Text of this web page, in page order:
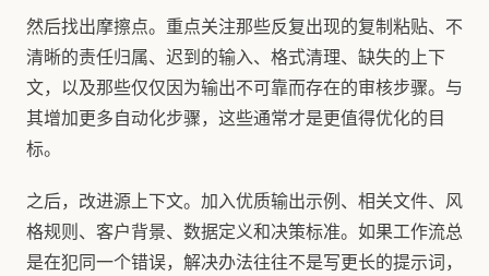
然后找出摩擦点。重点关注那些反复出现的复制粘贴、不
清晰的责任归属、迟到的输入、格式清理、缺失的上下
文，以及那些仅仅因为输出不可靠而存在的审核步骤。与
其增加更多自动化步骤，这些通常才是更值得优化的目
标。
之后，改进源上下文。加入优质输出示例、相关文件、风
格规则、客户背景、数据定义和决策标准。如果工作流总
是在犯同一个错误，解决办法往往不是写更长的提示词，